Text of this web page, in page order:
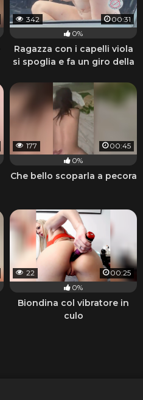
342
00:31
0%
Ragazza con i capelli viola
si spoglia e fa un giro della
177
00:45
0%
Che bello scoparla a pecora
22
00:25
0%
Biondina col vibratore in
culo